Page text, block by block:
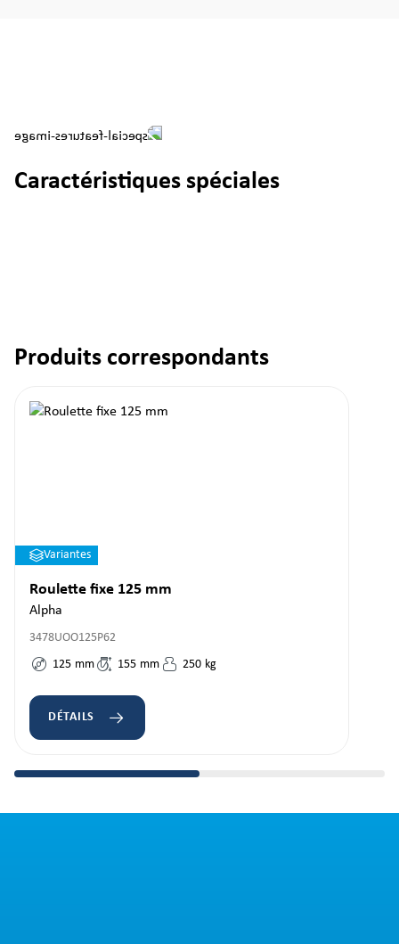
Caractéristiques spéciales
Ignorer la galerie de produits
Produits correspondants
Variantes
Roulette fixe 125 mm
Alpha
3478UOO125P62
125 mm 155 mm 250 kg
DÉTAILS